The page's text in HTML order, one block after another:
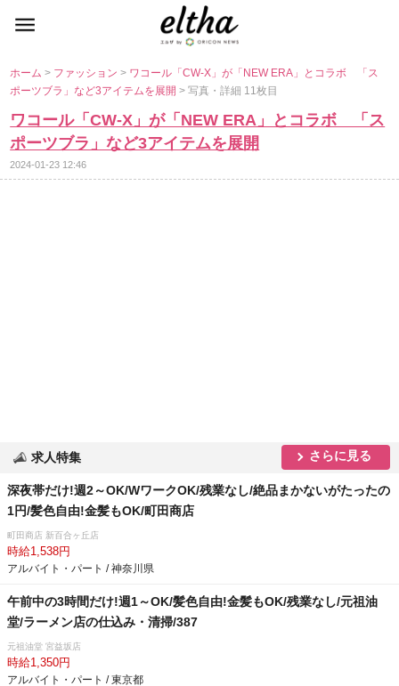
ホーム> ファッション> ワコール「CW-X」が「NEW ERA」とコラボ 「ス
ポーツブラ」など3アイテムを展開> 写真・詳細 11枚目
ワコール「CW-X」が「NEW ERA」とコラボ 「ス
ポーツブラ」など3アイテムを展開
2024-01-23 12:46
求人特集 さらに見る
深夜帯だけ!週2～OK/WワークOK/残業なし/絶品まかないがたったの
1円/髪色自由!金髪もOK/町田商店
町田商店 新百合ヶ丘店
時給1,538円
アルバイト・パート / 神奈川県
午前中の3時間だけ!週1～OK/髪色自由!金髪もOK/残業なし/元祖油
堂/ラーメン店の仕込み・清掃/387
元祖油堂 宮益坂店
時給1,350円
アルバイト・パート / 東京都